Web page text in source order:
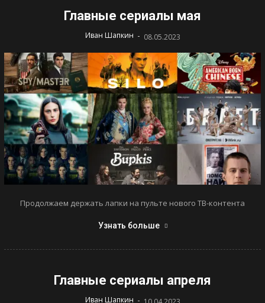
Главные сериалы мая
Иван Шапкин - 08.05.2023
Продолжаем держать лапки на пульте нового ТВ-контента
Узнать больше
Главные сериалы апреля
Иван Шапкин -